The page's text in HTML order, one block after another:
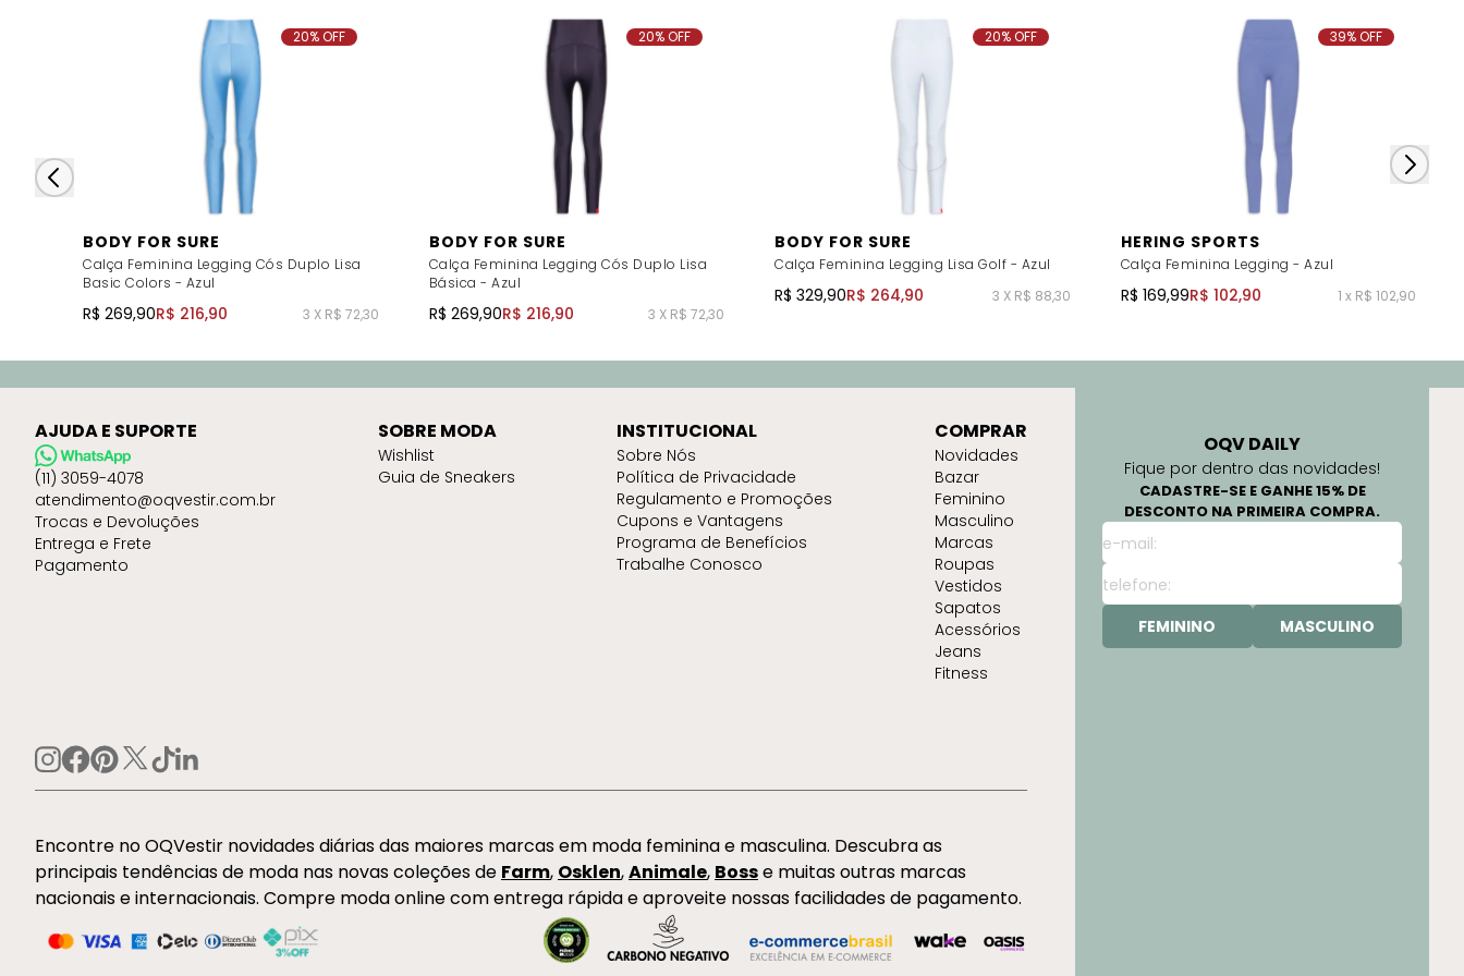
BODY FOR SURE
Calça Feminina Legging Cós Duplo Lisa
Basic Colors - Azul
R$ 269,90R$ 216,90 3 X R$ 72,30
20% OFF
BODY FOR SURE
Calça Feminina Legging Cós Duplo Lisa
Básica - Azul
R$ 269,90R$ 216,90 3 X R$ 72,30
20% OFF
BODY FOR SURE
Calça Feminina Legging Lisa Golf - Azul
R$ 329,90R$ 264,90 3 X R$ 88,30
20% OFF
HERING SPORTS
Calça Feminina Legging - Azul
R$ 169,99R$ 102,90 1 x R$ 102,90
39% OFF
OQV DAILY
Fique por dentro das novidades!
CADASTRE-SE E GANHE 15% DE
DESCONTO NA PRIMEIRA COMPRA.
FEMININO MASCULINO
AJUDA E SUPORTE
(11) 3059-4078
atendimento@oqvestir.com.br
Trocas e Devoluções
Entrega e Frete
Pagamento
SOBRE MODA
Wishlist
Guia de Sneakers
INSTITUCIONAL
Sobre Nós
Política de Privacidade
Regulamento e Promoções
Cupons e Vantagens
Programa de Benefícios
Trabalhe Conosco
COMPRAR
Novidades
Bazar
Feminino
Masculino
Marcas
Roupas
Vestidos
Sapatos
Acessórios
Jeans
Fitness
Encontre no OQVestir novidades diárias das maiores marcas em moda feminina e masculina. Descubra as
principais tendências de moda nas novas coleções de Farm, Osklen,Animale, Bosse muitas outras marcas
nacionais e internacionais. Compre moda online com entrega rápida e aproveite nossas facilidades de pagamento.